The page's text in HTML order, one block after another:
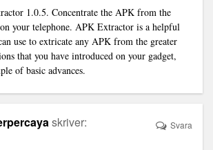
1.0.5. Concentrate the APK from the
your telephone. APK Extractor is a helpful
use to extricate any APK from the greater
that you have introduced on your gadget,
of basic advances.
skriver: Svara